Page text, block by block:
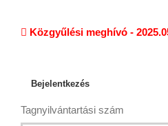
Közgyűlési meghívó -
Bejelentkezés
Tagnyilvántartási szám